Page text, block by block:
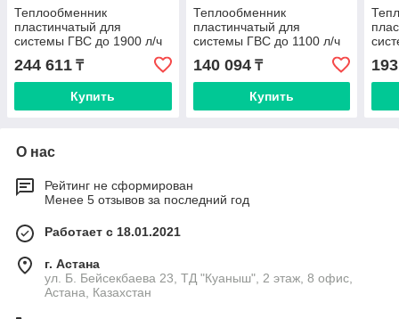
Теплообменник
пластинчатый для
системы ГВС до 1900 л/ч
Ares A2S (Danfoss,
Sondex)
244 611 ₸
Купить
Теплообменник
пластинчатый для
системы ГВС до 1100 л/ч
Ares A1L (Danfoss,
Sondex)
140 094₸
Купить
О нас
Рейтинг не сформирован
Менее 5 отзывов за последний год
Работает с 18.01.2021
г. Астана
ул. Б. Бейсекбаева 23, ТД "Куаныш", 2 этаж, 8 офис,
Астана, Казахстан